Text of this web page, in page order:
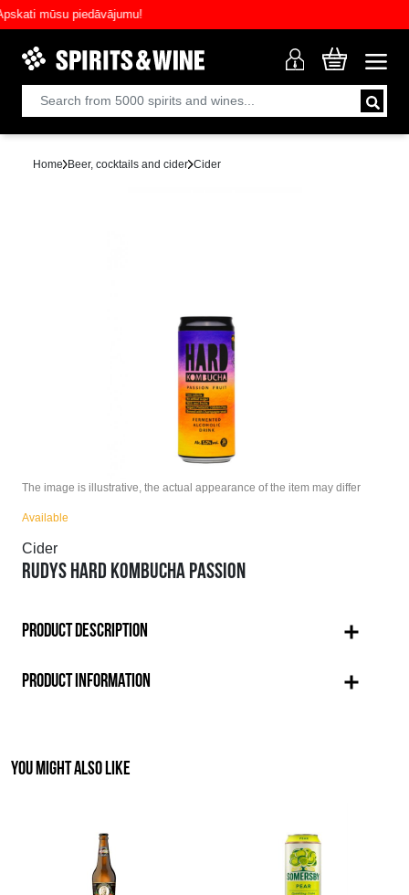
mūsu piedāvājumu!
Home Beer, cocktails and cider Cider
The image is illustrative, the actual appearance of the item may differ
Available
Cider
RUDYS HARD KOMBUCHA PASSION
PRODUCT DESCRIPTION
PRODUCT INFORMATION
YOU MIGHT ALSO LIKE